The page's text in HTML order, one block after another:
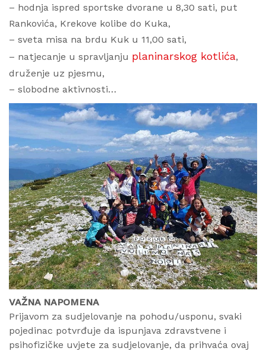
– hodnja ispred sportske dvorane u 8,30 sati, put
Rankovića, Krekove kolibe do Kuka,
– sveta misa na brdu Kuk u 11,00 sati,
– natjecanje u spravljanju planinarskog kotlića,
druženje uz pjesmu,
– slobodne aktivnosti…
VAŽNA NAPOMENA
Prijavom za sudjelovanje na pohodu/usponu, svaki
pojedinac potvrđuje da ispunjava zdravstvene i
psihofizičke uvjete za sudjelovanje, da prihvaća ovaj